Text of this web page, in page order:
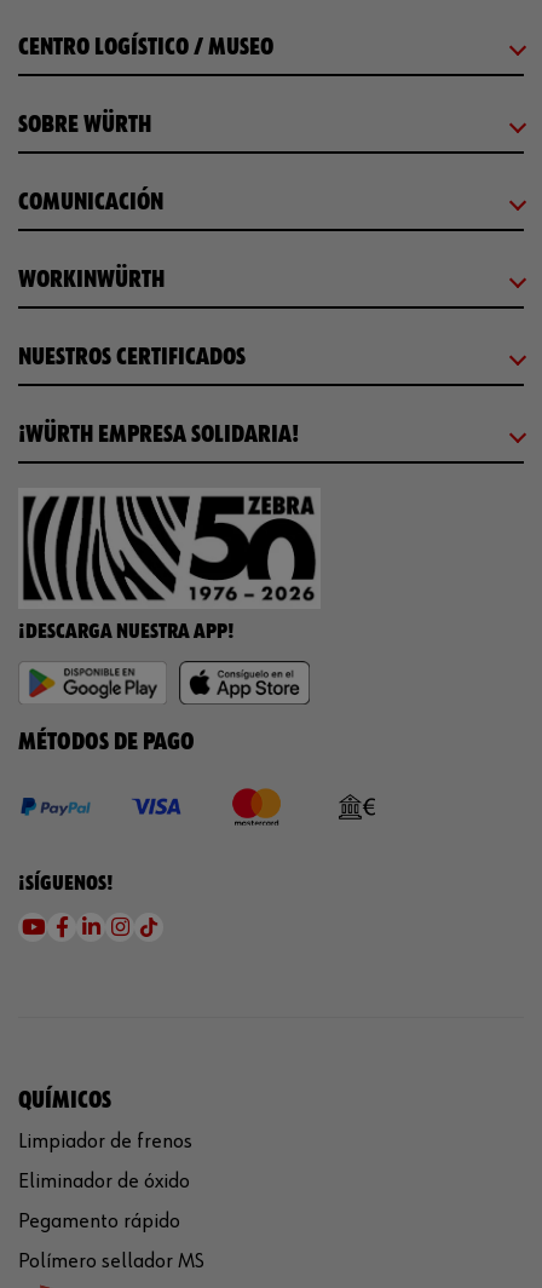
CENTRO LOGÍSTICO / MUSEO
SOBRE WÜRTH
COMUNICACIÓN
WORKINWÜRTH
NUESTROS CERTIFICADOS
¡WÜRTH EMPRESA SOLIDARIA!
¡DESCARGA NUESTRA APP!
MÉTODOS DE PAGO
¡SÍGUENOS!
QUÍMICOS
Limpiador de frenos
Eliminador de óxido
Pegamento rápido
Polímero sellador MS